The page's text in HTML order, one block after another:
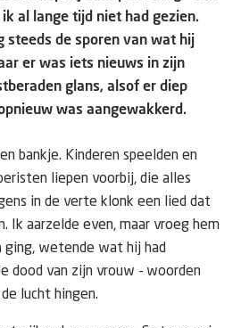
al lange tijd niet had gezien.
steeds de sporen van wat hij
er was iets nieuws in zijn
glans, alsof er diep
was aangewakkerd.
bankje. Kinderen speelden en
liepen voorbij, die alles
in de verte klonk een lied dat
Ik aarzelde even, maar vroeg hem
wetende wat hij had
dood van zijn vrouw - woorden
lucht hingen.